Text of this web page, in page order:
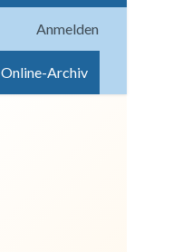
Anmelden
Online-Archiv